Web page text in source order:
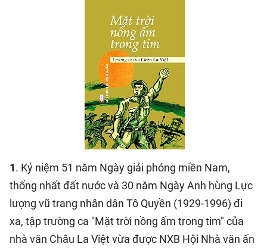
NHÂN DÂN ĐIỆN TỬ
NHÂN DÂN HẰNG THÁNG
NHÂN DÂN CUỐI TUẦN
1. Kỷ niệm 51 năm Ngày giải phóng miền Nam,
thống nhất đất nước và 30 năm Ngày Anh hùng Lực
lượng vũ trang nhân dân Tô Quyền (1929-1996) đi
xa, tập trường ca "Mặt trời nồng ấm trong tim" của
nhà văn Châu La Việt vừa được NXB Hội Nhà văn ấn